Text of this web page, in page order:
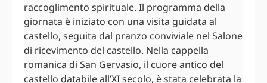
raccoglimento spirituale. Il programma della
giornata è iniziato con una visita guidata al
castello, seguita dal pranzo conviviale nel Salone
di ricevimento del castello. Nella cappella
romanica di San Gervasio, il cuore antico del
castello databile all’XI secolo, è stata celebrata la